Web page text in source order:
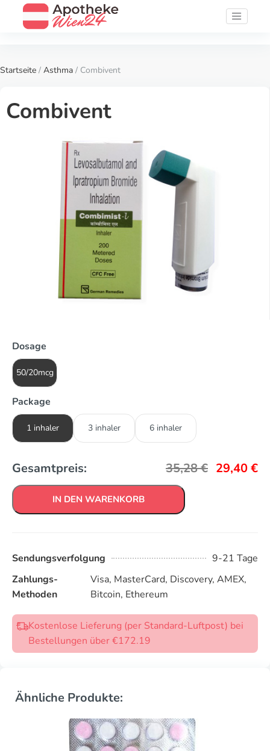
Startseite / Asthma / Combivent
Combivent
Dosage
50/20mcg
Package
1 inhaler 3 inhaler 6 inhaler
Gesamtpreis: 35,28€ 29,40€
IN DEN WARENKORB
Sendungsverfolgung
9-21 Tage
Zahlungs-
Methoden
Visa, MasterCard, Discovery, AMEX,
Bitcoin, Ethereum
Kostenlose Lieferung (per Standard-Luftpost) bei
Bestellungen über €172.19
Ähnliche Produkte: